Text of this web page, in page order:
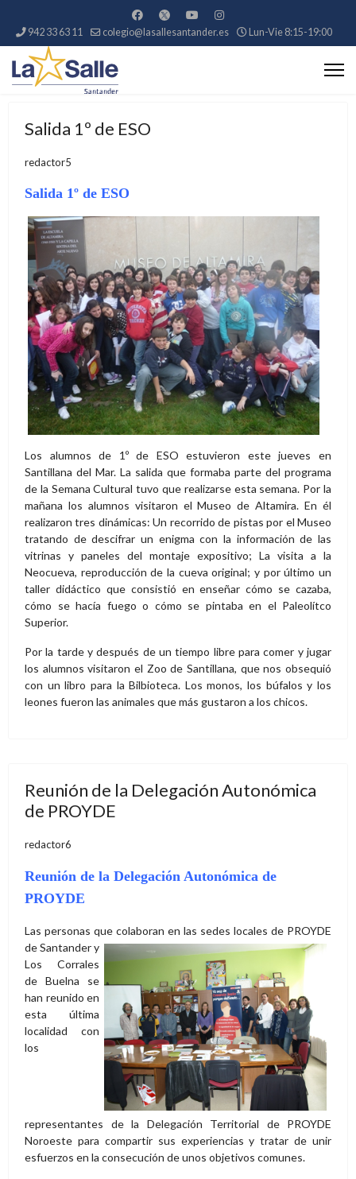
942 33 63 11 colegio@lasallesantander.es Lun-Vie 8:15-19:00
Salida 1º de ESO
redactor5
Salida 1º de ESO
Los alumnos de 1º de ESO estuvieron este jueves en
Santillana del Mar. La salida que formaba parte del programa
de la Semana Cultural tuvo que realizarse esta semana. Por la
mañana los alumnos visitaron el Museo de Altamira. En él
realizaron tres dinámicas: Un recorrido de pistas por el Museo
tratando de descifrar un enigma con la información de las
vitrinas y paneles del montaje expositivo; La visita a la
Neocueva, reproducción de la cueva original; y por último un
taller didáctico que consistió en enseñar cómo se cazaba,
cómo se hacía fuego o cómo se pintaba en el Paleolítco
Superior.
Por la tarde y después de un tiempo libre para comer y jugar
los alumnos visitaron el Zoo de Santillana, que nos obsequió
con un libro para la Bilbioteca. Los monos, los búfalos y los
leones fueron las animales que más gustaron a los chicos.
Reunión de la Delegación Autonómica
de PROYDE
redactor6
Reunión de la Delegación Autonómica de
PROYDE
Las personas que colaboran en las sedes locales de PROYDE
de Santander y
Los Corrales
de Buelna se
han reunido en
esta última
localidad con
los
representantes de la Delegación Territorial de PROYDE
Noroeste para compartir sus experiencias y tratar de unir
esfuerzos en la consecución de unos objetivos comunes.